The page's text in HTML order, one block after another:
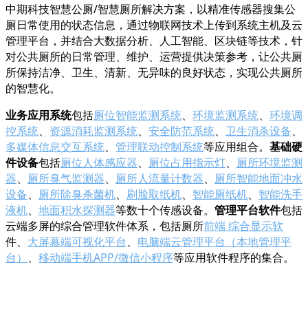
中期科技智慧公厕/智慧厕所解决方案，以精准传感器搜集公
厕日常使用的状态信息，通过物联网技术上传到系统主机及云
管理平台，并结合大数据分析、人工智能、区块链等技术，针
对公共厕所的日常管理、维护、运营提供决策参考，让公共厕
所保持洁净、卫生、清新、无异味的良好状态，实现公共厕所
的智慧化。
业务应用系统包括厕位智能监测系统、 环境监测系统、 环境调
控系统、 资源消耗监测系统、 安全防范系统、 卫生消杀设备、
多媒体信息交互系统、 管理联动控制系统等应用组合。
基础硬
件设备包括厕位人体感应器、 厕位占用指示灯、 厕所环境监测
器、 厕所臭气监测器、 厕所人流量计数器、 厕所智能地面冲水
设备、 厕所除臭杀菌机、 刷脸取纸机、 智能厕纸机、 智能洗手
液机、 地面积水探测器等数十个传感设备。 管理平台软件包括
云端多屏的综合管理软件体系，包括厕所前端 综合显示软
件、 大屏幕端可视化平台、 电脑端云管理平台（本地管理平
台） 、 移动端手机APP/微信小程序等应用软件程序的集合。